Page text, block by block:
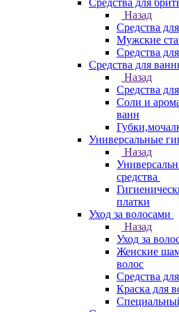
Средства для
Назад
Средства
Мужские
Средства
Средства для
Назад
Средства
Соли и
ванн
Универсальные
Назад
средства
платки
Уход за волосами
Назад
Уход за
Женские
волос
Средства
Краска для